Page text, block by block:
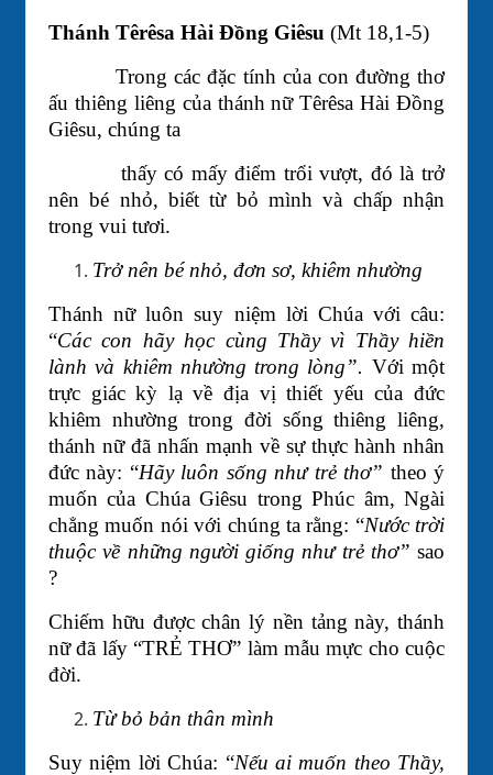
Thánh Têrêsa Hài Đồng Giêsu (Mt 18,1-5)
Trong các đặc tính của con đường thơ
ấu thiêng liêng của thánh nữ Têrêsa Hài Đồng
Giêsu, chúng ta
thấy có mấy điểm trổi vượt, đó là trở
nên bé nhỏ, biết từ bỏ mình và chấp nhận
trong vui tươi.
Trở nên bé nhỏ, đơn sơ, khiêm nhường
Thánh nữ luôn suy niệm lời Chúa với câu:
“Các con hãy học cùng Thầy vì Thầy hiền
lành và khiêm nhường trong lòng”. Với một
trực giác kỳ lạ về địa vị thiết yếu của đức
khiêm nhường trong đời sống thiêng liêng,
thánh nữ đã nhấn mạnh về sự thực hành nhân
đức này: “Hãy luôn sống như trẻ thơ” theo ý
muốn của Chúa Giêsu trong Phúc âm, Ngài
chẳng muốn nói với chúng ta rằng: “Nước trời
thuộc về những người giống như trẻ thơ” sao
?
Chiếm hữu được chân lý nền tảng này, thánh
nữ đã lấy “TRẺ THƠ” làm mẫu mực cho cuộc
đời.
Từ bỏ bản thân mình
Suy niệm lời Chúa: “Nếu ai muốn theo Thầy,